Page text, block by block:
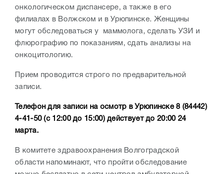
онкологическом диспансере, а также в его
филиалах в Волжском и в Урюпинске. Женщины
могут обследоваться у маммолога, сделать УЗИ и
флюрографию по показаниям, сдать анализы на
онкоцитологию.
Прием проводится строго по предварительной
записи.
Телефон для записи на осмотр в Урюпинске 8 (84442)
4-41-50 (с 12:00 до 15:00) действует до 20:00 24
марта.
В комитете здравоохранения Волгоградской
области напоминают, что пройти обследование